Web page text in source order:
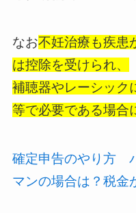
なお不妊治療も疾患
は控除を受けられ、
補聴器やレーシック
等で必要である場合
確定申告のやり方
マンの場合は？税金